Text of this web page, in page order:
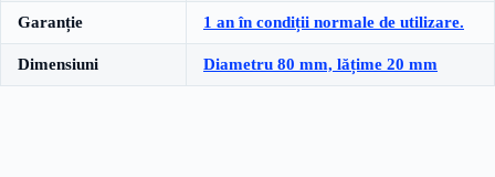
Garanție 1 an în condiții normale de utilizare.
Dimensiuni Diametru 80 mm, lățime 20 mm